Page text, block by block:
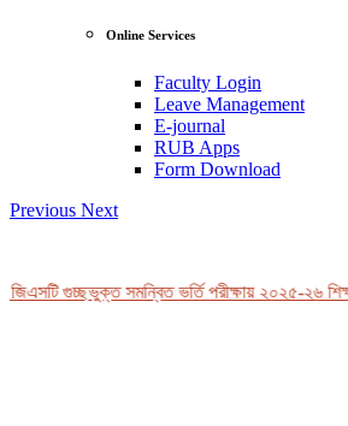
Online Services
Faculty Login
Leave Management
E-journal
RUB Apps
Form Download
Previous Next
গুচ্ছভুক্ত সমন্বিত ভর্তি পরীক্ষায় ২০২৫-২৬